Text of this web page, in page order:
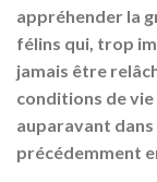
appréhender la
félins qui, trop
jamais être
conditions de vie
auparavant
précédemment